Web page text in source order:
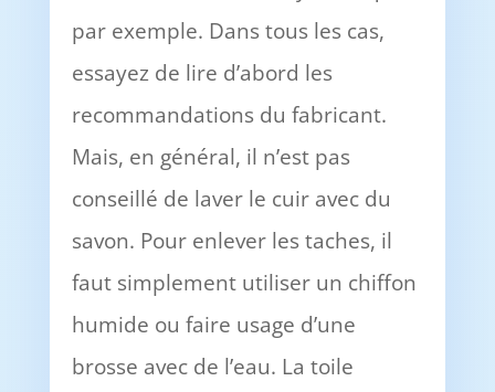
par exemple. Dans tous les cas,
essayez de lire d’abord les
recommandations du fabricant.
Mais, en général, il n’est pas
conseillé de laver le cuir avec du
savon. Pour enlever les taches, il
faut simplement utiliser un chiffon
humide ou faire usage d’une
brosse avec de l’eau. La toile